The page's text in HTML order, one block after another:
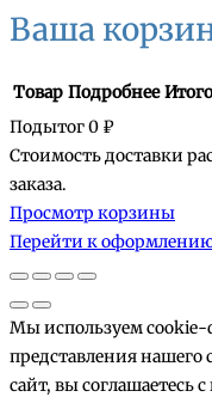
Ваша
Товары
в
корзине
Товар Подробнее Итого
Подытог0 ₽
Стоимость доставки
заказа.
Просмотр корзины
Перейти к оформлению
Мы используем
представления нашего
сайт, вы соглашаетесь